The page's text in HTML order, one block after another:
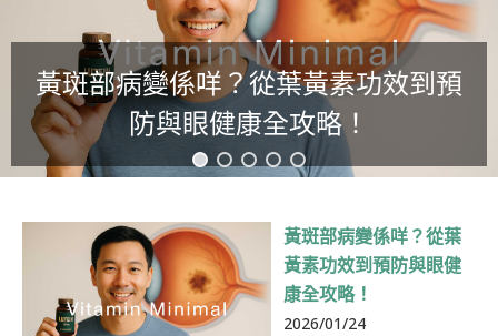
黃斑部病變係咩？從葉黃素功效到預
防與眼健康全攻略！
黃斑部病變係咩？從葉
黃素功效到預防與眼健
康全攻略！
2026/01/24